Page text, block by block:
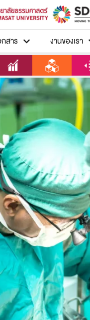
กสาร งานของเรา